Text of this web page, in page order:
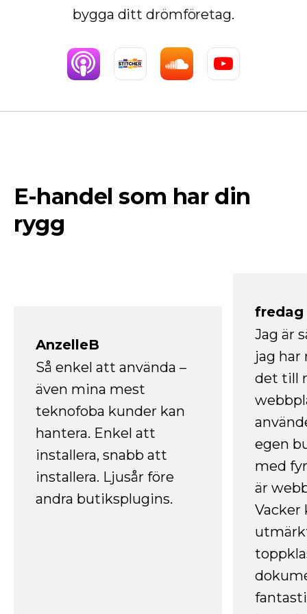
bygga ditt drömföretag.
E-handel som har din
rygg
AnzelleB
Så enkel att använda –
även mina mest
teknofoba kunder kan
hantera. Enkel att
installera, snabb att
installera. Ljusår före
andra butiksplugins.
fredag
Jag är
jag
det till
egen
med
är
Vacker